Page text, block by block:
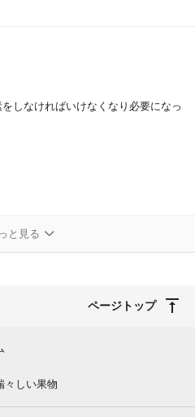
しなければいけなくなり必要になっ
と見る
ページトップ
々しい果物